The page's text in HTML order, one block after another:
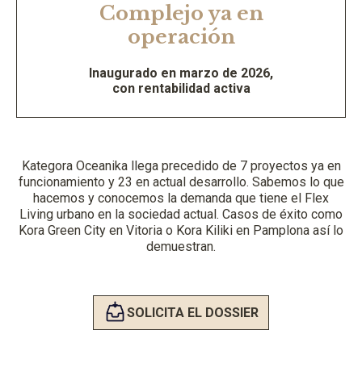
Complejo ya en
operación
Inaugurado en marzo de 2026,
con rentabilidad activa
Kategora Oceanika llega precedido de 7 proyectos ya en
funcionamiento y 23 en actual desarrollo. Sabemos lo que
hacemos y conocemos la demanda que tiene el Flex
Living urbano en la sociedad actual. Casos de éxito como
Kora Green City en Vitoria o Kora Kiliki en Pamplona así lo
demuestran.
SOLICITA EL DOSSIER